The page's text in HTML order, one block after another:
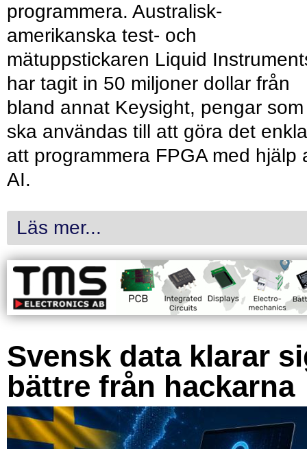
programmera. Australisk-
amerikanska test- och
mätuppstickaren Liquid
har tagit in 50 miljoner dollar från
bland annat Keysight, pengar som
ska användas till att göra det
att programmera FPGA med hjälp
AI.
Läs mer...
Svensk data klarar
bättre från hackarna